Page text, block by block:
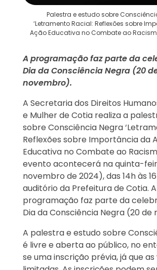
Palestra e estudo sobre
‘Letramento Racial: Reflexões sobre
Ação Educativa no Combate ao
A programação faz parte da
Dia da Consciência Negra (20
novembro).
A Secretaria dos Direitos
e Mulher de Cotia realiza a
sobre Consciência Negra
Reflexões sobre Importância da
Educativa no Combate ao
evento acontecerá na quinta-
novembro de 2024), das 14h às
auditório da Prefeitura de Cotia. A
programação faz parte da
Dia da Consciência Negra (20 de
A palestra e estudo sobre
é livre e aberta ao público, no
se uma inscrição prévia, já que as